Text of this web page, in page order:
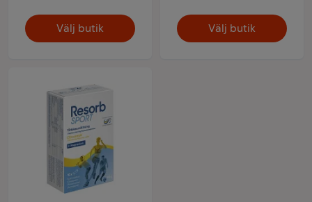
Välj butik Välj butik